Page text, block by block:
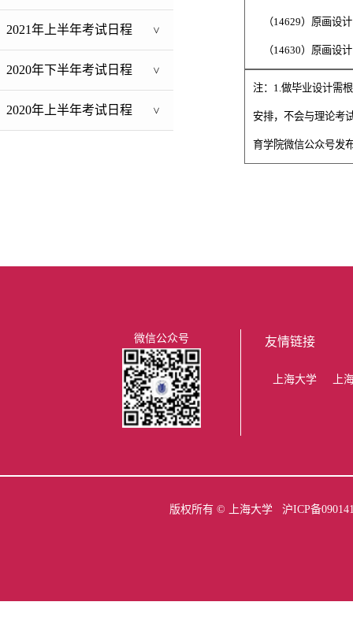
2021年上半年考试日程 >
2020年下半年考试日程 >
2020年上半年考试日程 >
（14629） 原画设计
（14630） 原画设
注： 1.做毕业设计需
安排，不会与理论考
育学院微信公众号发
微信公众号 友情链接
上海大学 上
版权所有 © 上海大学 沪ICP备